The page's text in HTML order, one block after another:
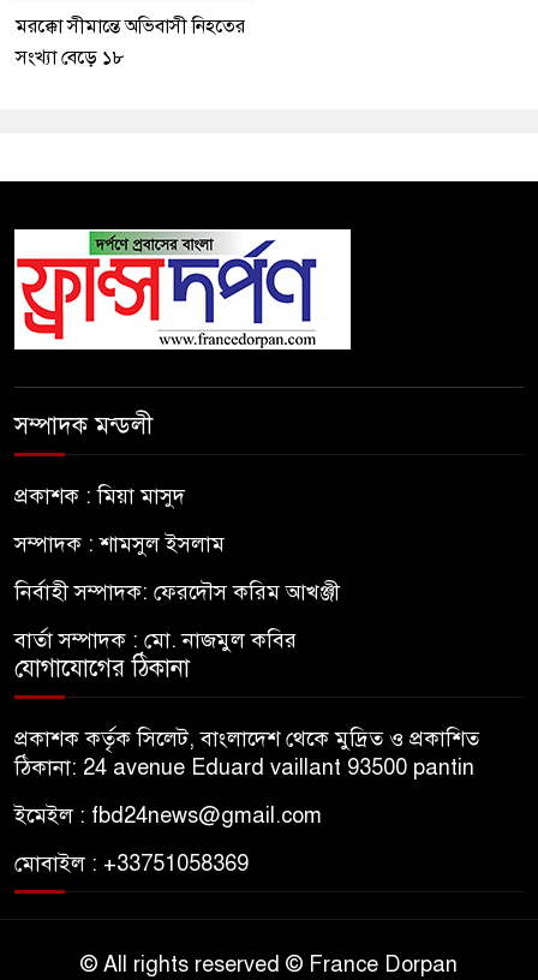
মরক্কো সীমান্তে অভিবাসী নিহতের
সংখ্যা বেড়ে ১৮
সম্পাদক মন্ডলী
প্রকাশক : মিয়া মাসুদ
সম্পাদক : শামসুল ইসলাম
নির্বাহী সম্পাদক: ফেরদৌস করিম আখঞ্জী
বার্তা সম্পাদক : মো. নাজমুল কবির
যোগাযোগের ঠিকানা
প্রকাশক কর্তৃক সিলেট, বাংলাদেশ থেকে মুদ্রিত ও প্রকাশিত
ঠিকানা: 24 avenue Eduard vaillant 93500 pantin
ইমেইল : fbd24news@gmail.com
মোবাইল : +33751058369
© All rights reserved © France Dorpan